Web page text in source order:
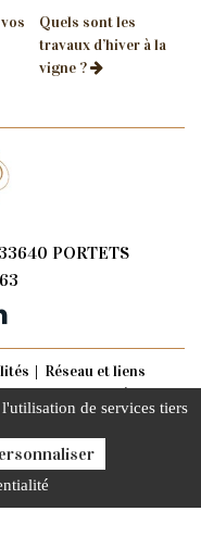
Quels sont les
travaux d’hiver à la
vigne ?
PORTETS
Réseau et liens
viticole Pessac Léognan
données
de services tiers